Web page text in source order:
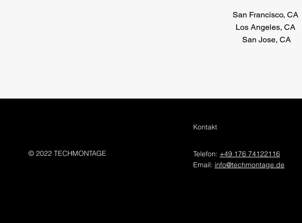
San Francisco, CA
Los Angeles, CA
San Jose, CA
© 2022 TECHMONTAGE
Kontakt
Telefon: +49 176 74122116
Email: info@techmontage.de